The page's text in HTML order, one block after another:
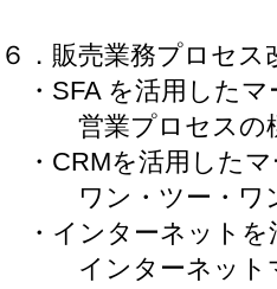
６．販売業務プロセス
・SFA を活用したマ
営業プロセスの標
・CRMを活用した
ワン・ツー・ワン
・インターネットを
インターネットマ